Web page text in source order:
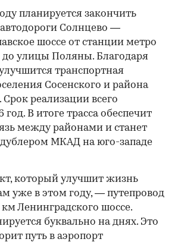
планируется закончить
Солнцево —
шоссе от станции метро
улицы Поляны. Благодаря
транспортная
Сосенского и района
реализации всего
В итоге трасса обеспечит
между районами и станет
МКАД на юго-западе
который улучшит жизнь
уже в этом году, — путепровод
км Ленинградского шоссе.
буквально на днях. Это
путь в аэропорт